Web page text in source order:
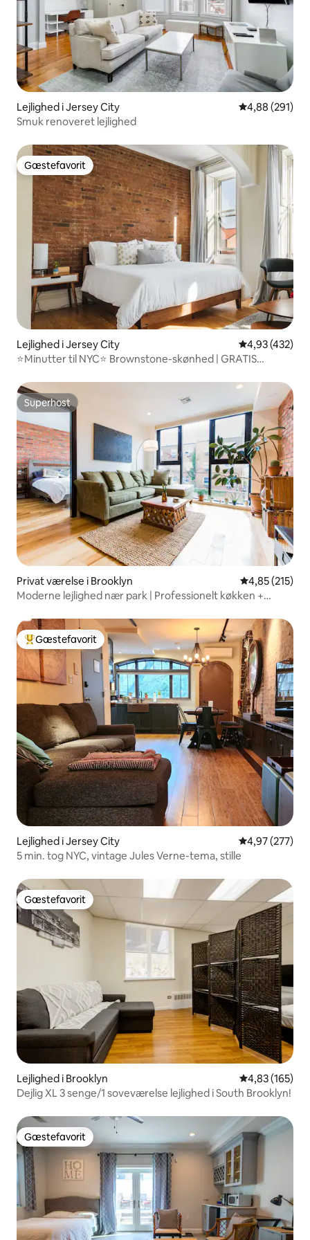
Lejlighed i Jersey City 4,88 ud af 5 i
4,88 (291)
Smuk renoveret lejlighed
Gæstefavorit
Gæstefavorit
Lejlighed i Jersey City 4,93 ud af 5 i
4,93 (432)
⭐Minutter til NYC⭐ Brownstone-skønhed | GRATIS
Superhost
Superhost
Privat værelse i Brooklyn 4,85 ud af 5 i
4,85 (215)
Moderne lejlighed nær park | Professionelt køkken +
Bedste gæstefavorit
Gæstefavorit
Lejlighed i Jersey City 4,97 ud af 5 i
4,97 (277)
5 min. tog NYC, vintage Jules Verne-tema, stille
Gæstefavorit
Gæstefavorit
Lejlighed i Brooklyn 4,83 ud af 5 i
4,83 (165)
Dejlig XL 3 senge/1 soveværelse lejlighed i South Brooklyn!
Gæstefavorit
Gæstefavorit